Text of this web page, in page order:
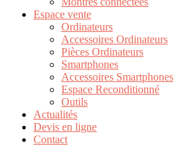
Espace vente
Ordinateurs
Accessoires Ordinateurs
Pièces Ordinateurs
Smartphones
Accessoires Smartphones
Espace Reconditionné
Outils
Actualités
Devis en ligne
Contact